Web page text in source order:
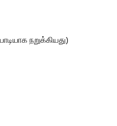
நறுக்கியது)